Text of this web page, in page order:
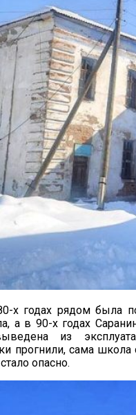
х годах рядом была
а в 90-х годах
из
прогнили, сама школа
опасно.